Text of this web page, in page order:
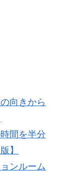
向きから
間を半分
】
ンルーム